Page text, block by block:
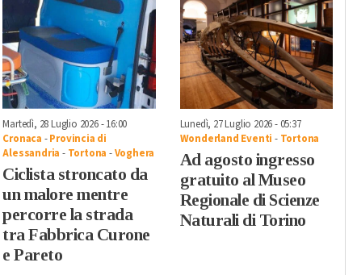
Martedì, 28 Luglio 2026 - 16:00
Cronaca -Provincia di
Alessandria - Tortona -Voghera
Ciclista stroncato da
un malore mentre
percorre la strada
tra Fabbrica Curone
e Pareto
Lunedì, 27 Luglio 2026 - 05:37
Wonderland Eventi - Tortona
Ad agosto ingresso
gratuito al Museo
Regionale di Scienze
Naturali di Torino